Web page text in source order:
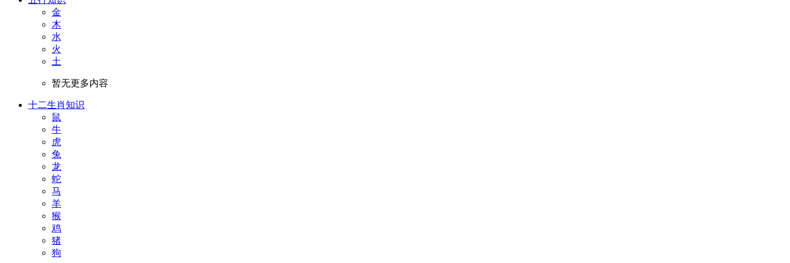
金
木
水
火
土
暂无更多内容
十二生肖知识
鼠
牛
虎
兔
龙
蛇
马
羊
猴
鸡
猪
狗